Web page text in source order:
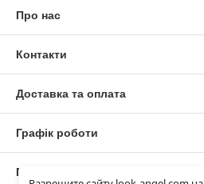
Про нас
Контакти
Доставка та оплата
Графік роботи
Повна версія сайту